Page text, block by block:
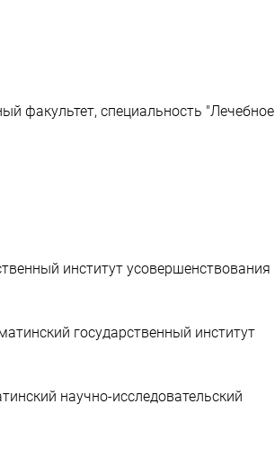
факультет, специальность "Лечебное
институт усовершенствования
государственный институт
научно-исследовательский